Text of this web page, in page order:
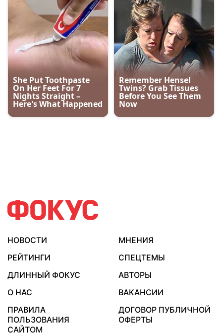
НОВОСТИ
МНЕНИЯ
РЕЙТИНГИ
СПЕЦТЕМЫ
ДЛИННЫЙ ФОКУС
АВТОРЫ
О НАС
ВАКАНСИИ
ПРАВИЛА
ПОЛЬЗОВАНИЯ
САЙТОМ
ДОГОВОР ПУБЛИЧНОЙ
ОФЕРТЫ